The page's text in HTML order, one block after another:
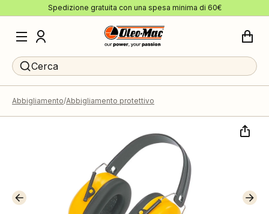
Spedizione gratuita con una spesa minima di 60€
Cerca
Abbigliamento Abbigliamento protettivo